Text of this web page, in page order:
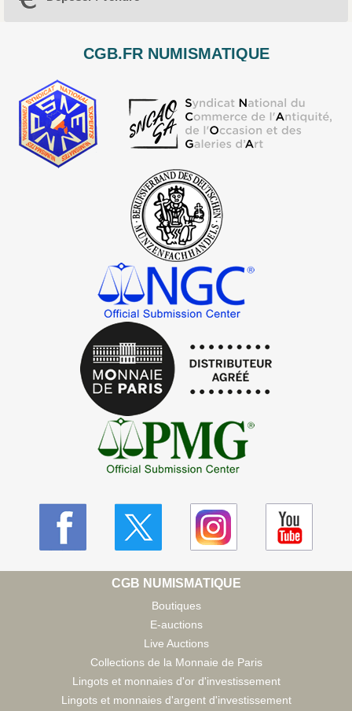
CGB.FR NUMISMATIQUE
CGB NUMISMATIQUE
Boutiques
E-auctions
Live Auctions
Collections de la Monnaie de Paris
Lingots et monnaies d'or d'investissement
Lingots et monnaies d'argent d'investissement